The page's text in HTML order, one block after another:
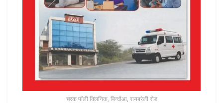
चरक पॉली क्लिनिक, बिन्दौआ, रायबरेली रोड